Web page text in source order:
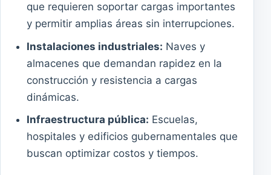
que requieren soportar cargas importantes
y permitir amplias áreas sin interrupciones.
Instalaciones industriales: Naves y
almacenes que demandan rapidez en la
construcción y resistencia a cargas
dinámicas.
Infraestructura pública: Escuelas,
hospitales y edificios gubernamentales que
buscan optimizar costos y tiempos.